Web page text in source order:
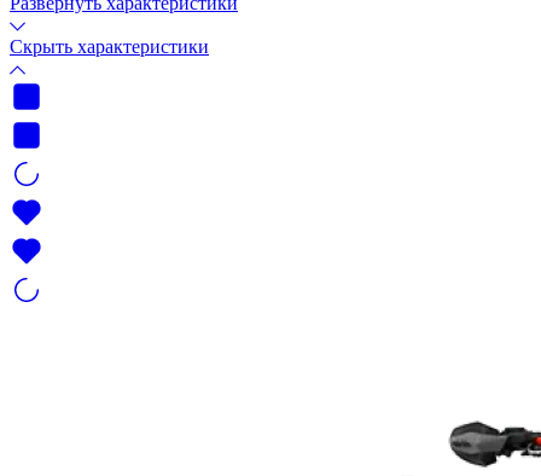
Скрыть характеристики